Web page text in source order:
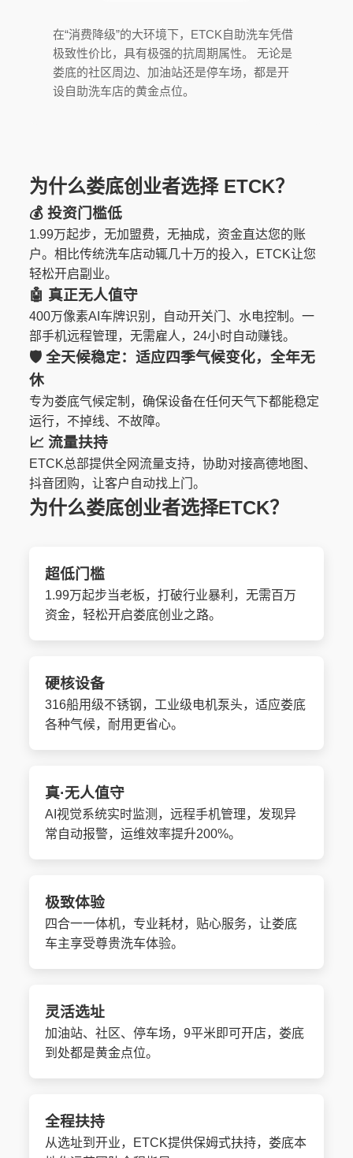
在“消费降级”的大环境下，ETCK自助洗车凭借
极致性价比，具有极强的抗周期属性。 无论是
娄底的社区周边、加油站还是停车场，都是开
设自助洗车店的黄金点位。
为什么娄底创业者选择 ETCK？
💰 投资门槛低
1.99万起步，无加盟费，无抽成，资金直达您的账
户。相比传统洗车店动辄几十万的投入，ETCK让您
轻松开启副业。
🤖 真正无人值守
400万像素AI车牌识别，自动开关门、水电控制。一
部手机远程管理，无需雇人，24小时自动赚钱。
🛡️全天候稳定：适应四季气候变化，全年无
休
专为娄底气候定制，确保设备在任何天气下都能稳定
运行，不掉线、不故障。
📈 流量扶持
ETCK总部提供全网流量支持，协助对接高德地图、
抖音团购，让客户自动找上门。
为什么娄底创业者选择ETCK？
超低门槛
1.99万起步当老板，打破行业暴利，无需百万
资金，轻松开启娄底创业之路。
硬核设备
316船用级不锈钢，工业级电机泵头，适应娄底
各种气候，耐用更省心。
真·无人值守
AI视觉系统实时监测，远程手机管理，发现异
常自动报警，运维效率提升200%。
极致体验
四合一一体机，专业耗材，贴心服务，让娄底
车主享受尊贵洗车体验。
灵活选址
加油站、社区、停车场，9平米即可开店，娄底
到处都是黄金点位。
全程扶持
从选址到开业，ETCK提供保姆式扶持，娄底本